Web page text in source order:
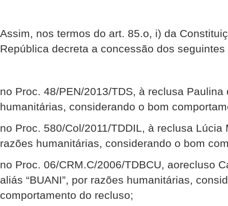
Assim, nos termos do art. 85.o, i) da
República decreta a concessão dos
no Proc. 48/PEN/2013/TDS, à reclusa
humanitárias, considerando o bom
no Proc. 580/Col/2011/TDDIL, à reclusa Lúcia
razões humanitárias, considerando o bom
no Proc. 06/CRM.C/2006/TDBCU, aorecluso
aliás “BUANI”, por razões humanitárias,
comportamento do recluso;